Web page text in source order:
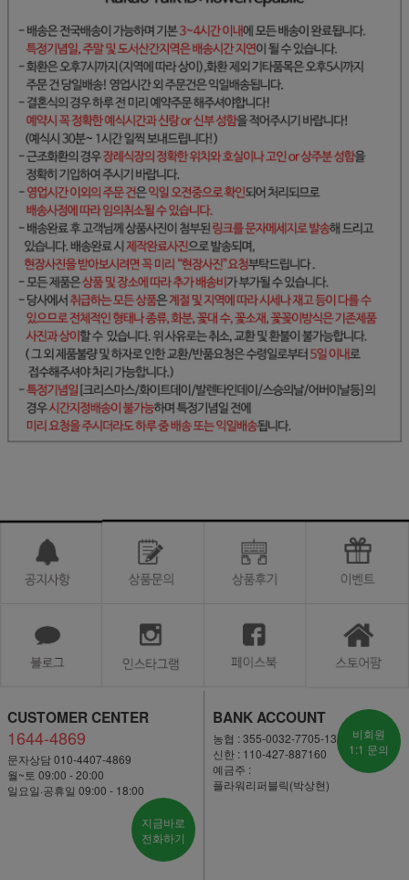
CUSTOMER CENTER
1644-4869
문자상담 010-4407-4869
월~토 09:00 - 20:00
일요일·공휴일 09:00 - 18:00
지금바로
전화하기
BANK ACCOUNT
농협 : 355-0032-7705-13
신한 : 110-427-887160
예금주 :
플라워리퍼블릭(박상현)
비회원
1:1 문의